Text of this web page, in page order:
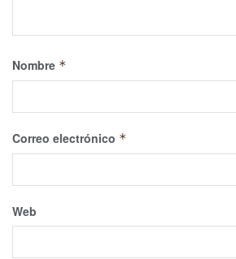
Nombre *
Correo electrónico *
Web